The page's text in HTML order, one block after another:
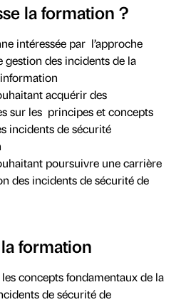
la formation ?
intéressée par l’approche
gestion des incidents de la
acquérir des
sur les principes et concepts
incidents de sécurité
poursuivre une carrière
des incidents de sécurité de
formation
concepts fondamentaux de la
de sécurité de